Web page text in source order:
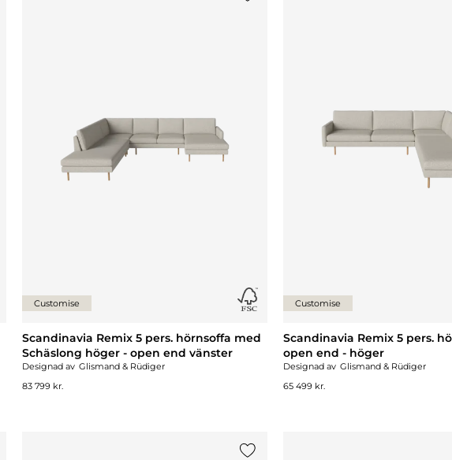
Customise
Scandinavia Remix 5 pers. hörnsoffa med
Schäslong höger - open end vänster
Designad av Glismand & Rüdiger
83 799 kr.
Customise
Scandinavia Remix 5 pers.
open end - höger
Designad av Glismand & Rüdiger
65 499 kr.